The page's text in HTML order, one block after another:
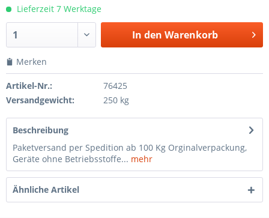
Lieferzeit 7 Werktage
In den Warenkorb
Merken
Artikel-Nr.:
76425
Versandgewicht:
250 kg
Beschreibung
Paketversand per Spedition ab 100 Kg Orginalverpackung,
Geräte ohne Betriebsstoffe... mehr
Ähnliche Artikel